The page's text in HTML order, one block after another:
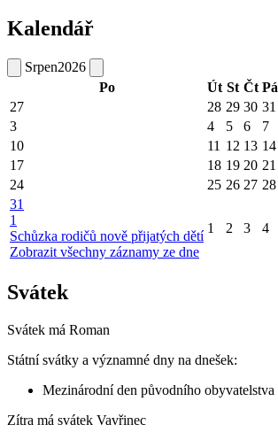
Kalendář
Srpen2026
Po
Út St Čt Pá
27
28 29 30 31
3
4 5 6 7
10
11 12 13 14
17
18 19 20 21
24
25 26 27 28
31
1
Schůzka rodičů nově přijatých dětí
Zobrazit všechny záznamy ze dne
1 2 3 4
Svátek
Svátek má Roman
Státní svátky a významné dny na dnešek:
Mezinárodní den původního obyvatelstva
Zítra má svátek Vavřinec